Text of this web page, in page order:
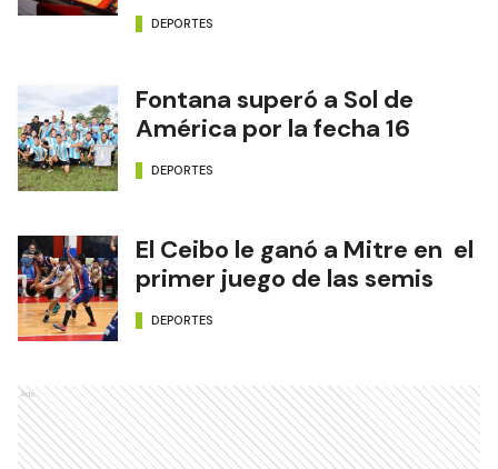
DEPORTES
Fontana superó a Sol de
América por la fecha 16
DEPORTES
El Ceibo le ganó a Mitre en el
primer juego de las semis
DEPORTES
Ads